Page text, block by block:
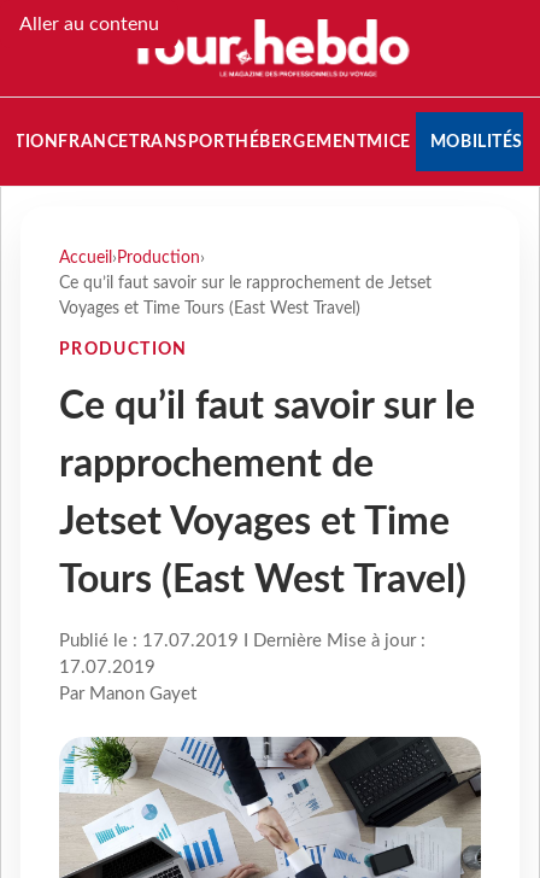
Aller au contenu
FRANCETRANSPORT HÉBERGEMENTMICE MOBILITÉS
Accueil › Production›
Ce qu’il faut savoir sur le rapprochement de Jetset
Voyages et Time Tours (East West Travel)
PRODUCTION
Ce qu’il faut savoir sur le
rapprochement de
Jetset Voyages et Time
Tours (East West Travel)
Publié le : 17.07.2019 I Dernière Mise à jour :
17.07.2019
Par Manon Gayet